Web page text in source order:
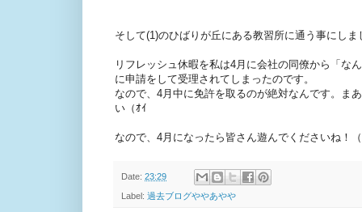
そして(1)のひばりが丘にある教習所に通う事にしま
リフレッシュ休暇を私は4月に会社の同僚から「な
に申請をして受理されてしまったのです。
なので、4月中に免許を取るのが絶対なんです。ま
い（ｵｲ
なので、4月になったら皆さん遊んでくださいね！
Date: 23:29
Label: 過去ブログややあやや